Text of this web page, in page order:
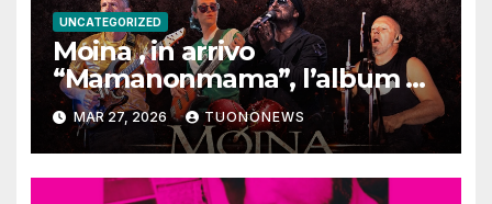
UNCATEGORIZED
Moina , in arrivo
“Mamanonmama”, l’album di
debutto per Ghost Record
MAR 27, 2026 TUONONEWS